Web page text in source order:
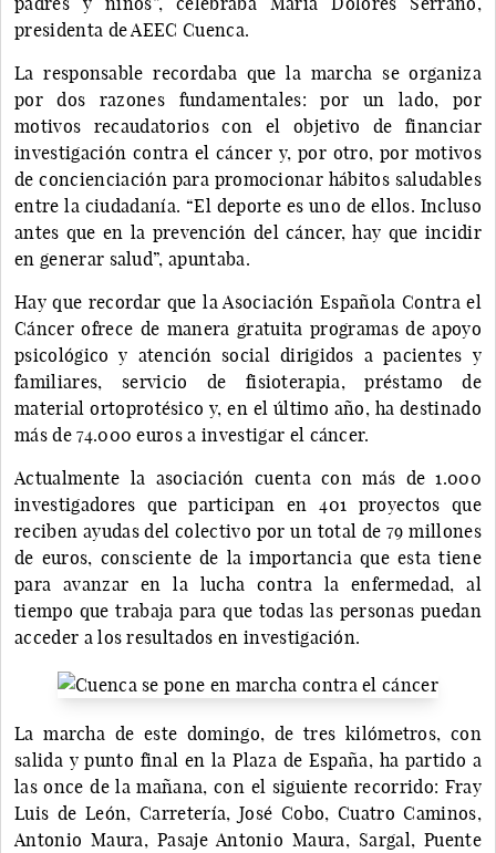
presidenta de AEEC Cuenca.
La responsable recordaba que la marcha se organiza
por dos razones fundamentales: por un lado, por
motivos recaudatorios con el objetivo de financiar
investigación contra el cáncer y, por otro, por motivos
de concienciación para promocionar hábitos saludables
entre la ciudadanía. “El deporte es uno de ellos. Incluso
antes que en la prevención del cáncer, hay que incidir
en generar salud”, apuntaba.
Hay que recordar que la Asociación Española Contra el
Cáncer ofrece de manera gratuita programas de apoyo
psicológico y atención social dirigidos a pacientes y
familiares, servicio de fisioterapia, préstamo de
material ortoprotésico y, en el último año, ha destinado
más de 74.000 euros a investigar el cáncer.
Actualmente la asociación cuenta con más de 1.000
investigadores que participan en 401 proyectos que
reciben ayudas del colectivo por un total de 79 millones
de euros, consciente de la importancia que esta tiene
para avanzar en la lucha contra la enfermedad, al
tiempo que trabaja para que todas las personas puedan
acceder a los resultados en investigación.
La marcha de este domingo, de tres kilómetros, con
salida y punto final en la Plaza de España, ha partido a
las once de la mañana, con el siguiente recorrido: Fray
Luis de León, Carretería, José Cobo, Cuatro Caminos,
Antonio Maura, Pasaje Antonio Maura, Sargal, Puente